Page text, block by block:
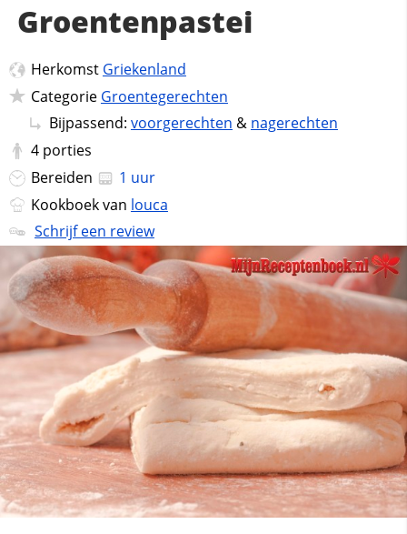
Groentenpastei
Herkomst Griekenland
Categorie Groentegerechten
Bijpassend: voorgerechten & nagerechten
4 porties
Bereiden
1 uur
Kookboek van louca
Schrijf een review